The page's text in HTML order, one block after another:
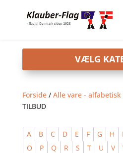
Forside/ Alle vare - alfabetisk
TILBUD
A B C D E F G H I
O
P Q R S T U V